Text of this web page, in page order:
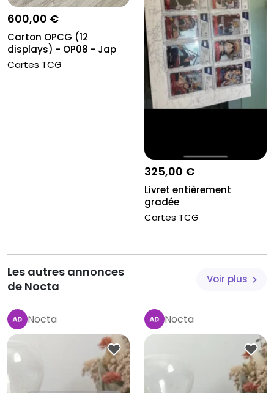
600,00 €
Carton OPCG (12
displays) - OP08 - Jap
Cartes TCG
325,00 €
Livret entièrement
gradée
Cartes TCG
Les autres annonces
de Nocta
Voir plus
Nocta Nocta